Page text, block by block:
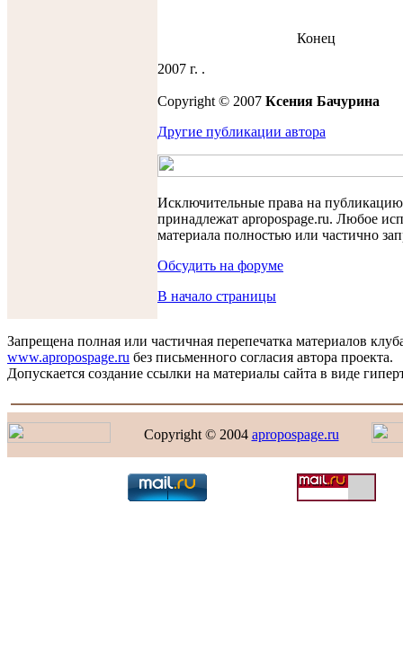
Конец
2007 г. .
Copyright © 2007 Ксения Бачурина
Другие публикации авторa
Исключительные права на публикацию
принадлежат apropospage.ru. Любое
материала полностью или частично
Обсудить на форуме
В начало страницы
Запрещена полная или частичная перепечатка материалов
www.apropospage.ru без письменного согласия автора проекта.
Допускается создание ссылки на материалы сайта в виде
Copyright © 2004 apropospage.ru